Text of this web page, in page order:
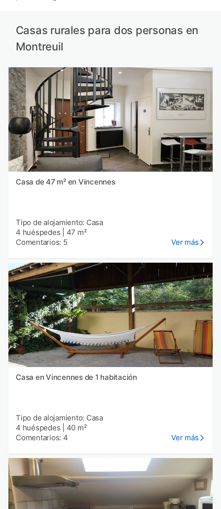
Casas rurales para dos personas en
Montreuil
Casa de 47 m² en Vincennes
Tipo de alojamiento: Casa
4 huéspedes
47 m²
Comentarios: 5
Ver más
Casa en Vincennes de 1 habitación
Tipo de alojamiento: Casa
4 huéspedes
40 m²
Comentarios: 4
Ver más